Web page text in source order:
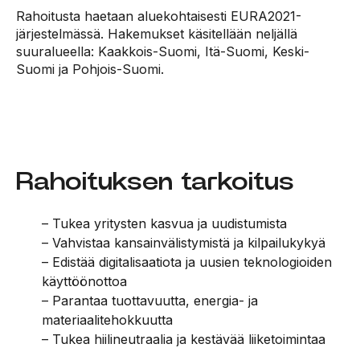
Rahoitusta haetaan aluekohtaisesti EURA2021-
järjestelmässä. Hakemukset käsitellään neljällä
suuralueella: Kaakkois-Suomi, Itä-Suomi, Keski-
Suomi ja Pohjois-Suomi.
Rahoituksen tarkoitus
– Tukea yritysten kasvua ja uudistumista
– Vahvistaa kansainvälistymistä ja kilpailukykyä
– Edistää digitalisaatiota ja uusien teknologioiden
käyttöönottoa
– Parantaa tuottavuutta, energia- ja
materiaalitehokkuutta
– Tukea hiilineutraalia ja kestävää liiketoimintaa